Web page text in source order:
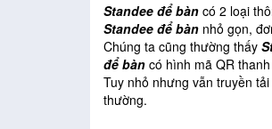
Standee để bàncó 2 loại
Standee để bànnhỏ gọn,
Chúng ta cũng thường thấy
để bàncó hình mã QR
Tuy nhỏ nhưng vẫn truyền
thường.